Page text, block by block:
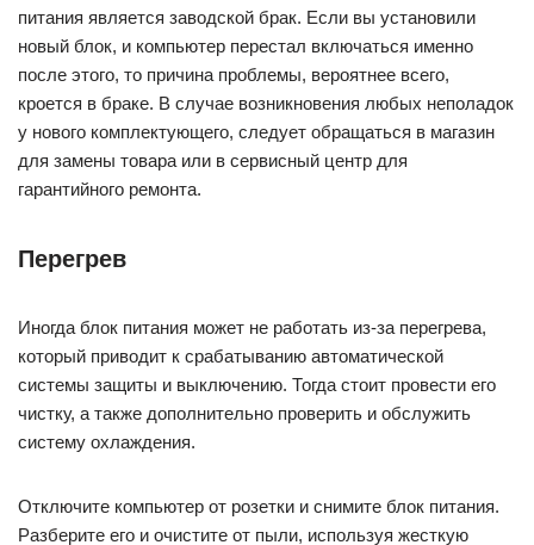
питания является заводской брак. Если вы установили
новый блок, и компьютер перестал включаться именно
после этого, то причина проблемы, вероятнее всего,
кроется в браке. В случае возникновения любых неполадок
у нового комплектующего, следует обращаться в магазин
для замены товара или в сервисный центр для
гарантийного ремонта.
Перегрев
Иногда блок питания может не работать из-за перегрева,
который приводит к срабатыванию автоматической
системы защиты и выключению. Тогда стоит провести его
чистку, а также дополнительно проверить и обслужить
систему охлаждения.
Отключите компьютер от розетки и снимите блок питания.
Разберите его и очистите от пыли, используя жесткую